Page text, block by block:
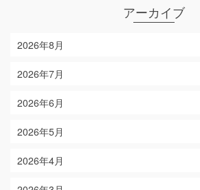
アーカイブ
2026年8月
2026年7月
2026年6月
2026年5月
2026年4月